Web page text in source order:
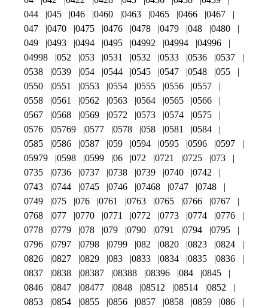
044
045 046 0460 0463 0465 0466
0467
047
0470 0475 0476 0478 0479 048
0480
049
0493 0494 0495 04992 04994
04996
04998
052 053 0531 0532 0533 0536
0537
0538
0539 054 0544 0545 0547 0548
055
0550
0551 0553 0554 0555 0556
0557
0558
0561 0562 0563 0564 0565
0566
0567
0568 0569 0572 0573 0574
0575
0576
05769 0577 0578 058 0581
0584
0585
0586 0587 059 0594 0595 0596
0597
05979
0598 0599 06 072 0721 0725
073
0735
0736 0737 0738 0739 0740
0742
0743
0744 0745 0746 07468 0747
0748
0749
075 076 0761 0763 0765 0766
0767
0768
077 0770 0771 0772 0773 0774
0776
0778
0779 078 079 0790 0791 0794
0795
0796
0797 0798 0799 082 0820 0823
0824
0826
0827 0829 083 0833 0834 0835
0836
0837
0838 08387 08388 08396 084
0845
0846
0847 08477 0848 08512 08514
0852
0853
0854 0855 0856 0857 0858 0859
086